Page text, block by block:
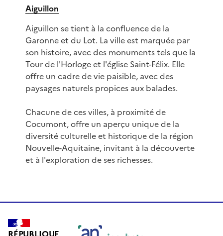
Aiguillon
Aiguillon se tient à la confluence de la
Garonne et du Lot. La ville est marquée par
son histoire, avec des monuments tels que la
Tour de l'Horloge et l'église Saint-Félix. Elle
offre un cadre de vie paisible, avec des
paysages naturels propices aux balades.
Chacune de ces villes, à proximité de
Cocumont, offre un aperçu unique de la
diversité culturelle et historique de la région
Nouvelle-Aquitaine, invitant à la découverte
et à l'exploration de ses richesses.